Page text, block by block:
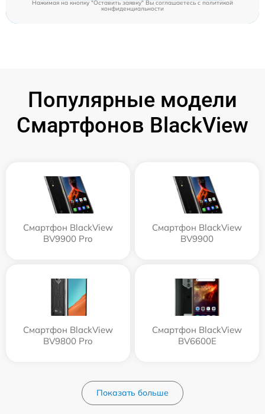
Нажимая на кнопку "Оставить заявку" Вы соглашаетесь cполитикой
конфиденциальности
Популярные модели
Смартфонов BlackView
Смартфон BlackView
BV9900 Pro
Смартфон BlackView
BV9900
Смартфон BlackView
BV9800 Pro
Смартфон BlackView
BV6600E
Показать больше